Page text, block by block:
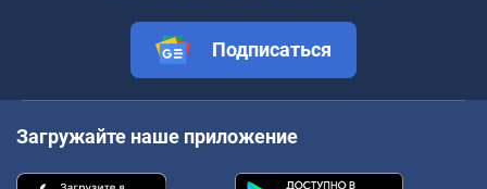
Подписаться
Загружайте наше приложение